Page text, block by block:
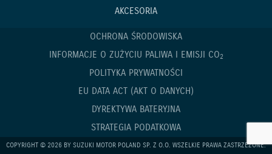
AKCESORIA
OCHRONA ŚRODOWISKA
INFORMACJE O ZUŻYCIU PALIWA I EMISJI CO2
POLITYKA PRYWATNOŚCI
EU DATA ACT (AKT O DANYCH)
DYREKTYWA BATERYJNA
STRATEGIA PODATKOWA
COPYRIGHT © 2026 BY SUZUKI MOTOR POLAND SP. Z O.O. WSZELKIE PRAWA ZASTRZEŻONE.